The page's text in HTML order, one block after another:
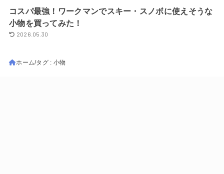
コスパ最強！ワークマンでスキー・スノボに使えそうな
小物を買ってみた！
2026.05.30
ホーム タグ : 小物